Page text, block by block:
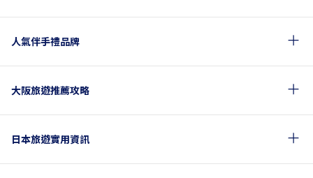
人氣伴手禮品牌
大阪旅遊推薦攻略
日本旅遊實用資訊